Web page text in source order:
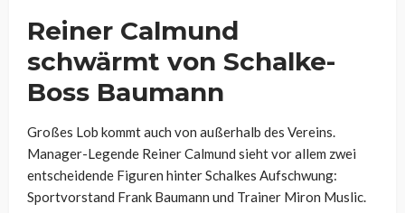
Reiner Calmund
schwärmt von Schalke-
Boss Baumann
Großes Lob kommt auch von außerhalb des Vereins.
Manager-Legende Reiner Calmund sieht vor allem zwei
entscheidende Figuren hinter Schalkes Aufschwung:
Sportvorstand Frank Baumann und Trainer Miron Muslic.